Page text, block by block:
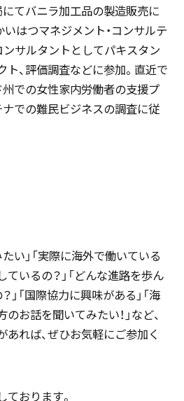
にてバニラ加工品の製造販売に
いはつマネジメント・コンサルテ
ンサルタントとしてパキスタン
、評価調査などに参加。直近で
州での女性家内労働者の支援プ
ナでの難民ビジネスの調査に従
い」「実際に海外で働いている
いるの？」「どんな進路を歩ん
」「国際協力に興味がある」「海
お話を聞いてみたい！」など、
れば、ぜひお気軽にご参加く
おります。